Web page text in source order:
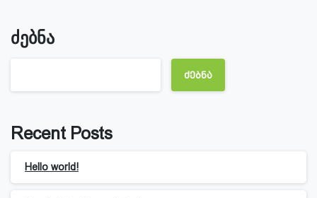
ძებნა
ძებნა
Recent Posts
Hello world!